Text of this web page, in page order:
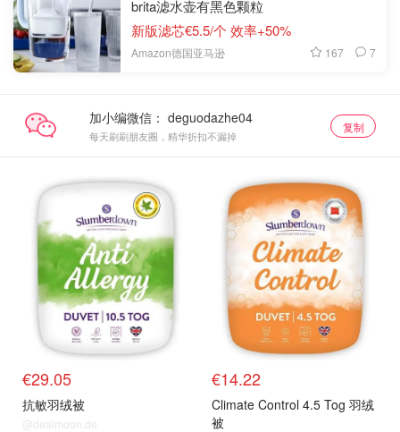
brita滤水壶有黑色颗粒
新版滤芯€5.5/个 效率+50%
Amazon德国亚马逊 167 7
加小编微信：
每天刷刷朋友圈，精华折扣不漏掉
复制
€29.05
抗敏羽绒被
@dealmoon.de
€14.22
Climate Control 4.5 Tog 羽绒
被